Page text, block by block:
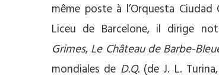
même poste à l’Orquesta
Liceu de Barcelone, il dirige
Grimes, Le Château de Barbe-
mondiales de D.Q.(de J. L.